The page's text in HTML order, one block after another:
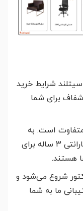
شرایط خرید
برای شما
است. به
عنوان مثال، صندلی‌های اداری دارای گارانتی 3 ساله برای
شروع می‌شود و
ما به شما